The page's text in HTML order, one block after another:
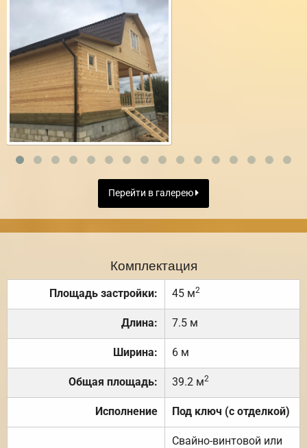
Перейти в галерею
Комплектация
Площадь застройки: 45 м2
Длина: 7.5 м
Ширина: 6 м
Общая площадь: 39.2 м2
Исполнение Под ключ (с отделкой)
Свайно-винтовой или